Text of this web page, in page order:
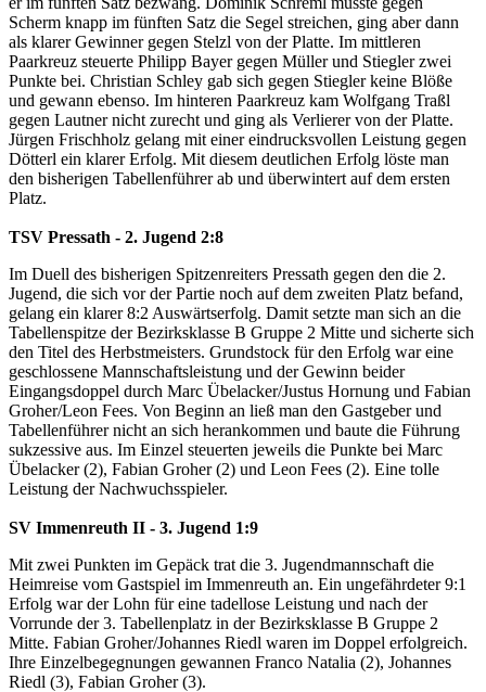
Scherm knapp im fünften Satz die Segel streichen, ging aber dann
als klarer Gewinner gegen Stelzl von der Platte. Im mittleren
Paarkreuz steuerte Philipp Bayer gegen Müller und Stiegler zwei
Punkte bei. Christian Schley gab sich gegen Stiegler keine Blöße
und gewann ebenso. Im hinteren Paarkreuz kam Wolfgang Traßl
gegen Lautner nicht zurecht und ging als Verlierer von der Platte.
Jürgen Frischholz gelang mit einer eindrucksvollen Leistung gegen
Dötterl ein klarer Erfolg. Mit diesem deutlichen Erfolg löste man
den bisherigen Tabellenführer ab und überwintert auf dem ersten
Platz.
TSV Pressath - 2. Jugend 2:8
Im Duell des bisherigen Spitzenreiters Pressath gegen den die 2.
Jugend, die sich vor der Partie noch auf dem zweiten Platz befand,
gelang ein klarer 8:2 Auswärtserfolg. Damit setzte man sich an die
Tabellenspitze der Bezirksklasse B Gruppe 2 Mitte und sicherte sich
den Titel des Herbstmeisters. Grundstock für den Erfolg war eine
geschlossene Mannschaftsleistung und der Gewinn beider
Eingangsdoppel durch Marc Übelacker/Justus Hornung und Fabian
Groher/Leon Fees. Von Beginn an ließ man den Gastgeber und
Tabellenführer nicht an sich herankommen und baute die Führung
sukzessive aus. Im Einzel steuerten jeweils die Punkte bei Marc
Übelacker (2), Fabian Groher (2) und Leon Fees (2). Eine tolle
Leistung der Nachwuchsspieler.
SV Immenreuth II - 3. Jugend 1:9
Mit zwei Punkten im Gepäck trat die 3. Jugendmannschaft die
Heimreise vom Gastspiel im Immenreuth an. Ein ungefährdeter 9:1
Erfolg war der Lohn für eine tadellose Leistung und nach der
Vorrunde der 3. Tabellenplatz in der Bezirksklasse B Gruppe 2
Mitte. Fabian Groher/Johannes Riedl waren im Doppel erfolgreich.
Ihre Einzelbegegnungen gewannen Franco Natalia (2), Johannes
Riedl (3), Fabian Groher (3).